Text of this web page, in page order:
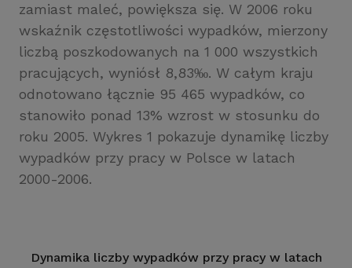
zamiast maleć, powiększa się. W 2006 roku
wskaźnik częstotliwości wypadków, mierzony
liczbą poszkodowanych na 1 000 wszystkich
pracujących, wyniósł 8,83‰. W całym kraju
odnotowano łącznie 95 465 wypadków, co
stanowiło ponad 13% wzrost w stosunku do
roku 2005. Wykres 1 pokazuje dynamikę liczby
wypadków przy pracy w Polsce w latach
2000-2006.
Dynamika liczby wypadków przy pracy w latach